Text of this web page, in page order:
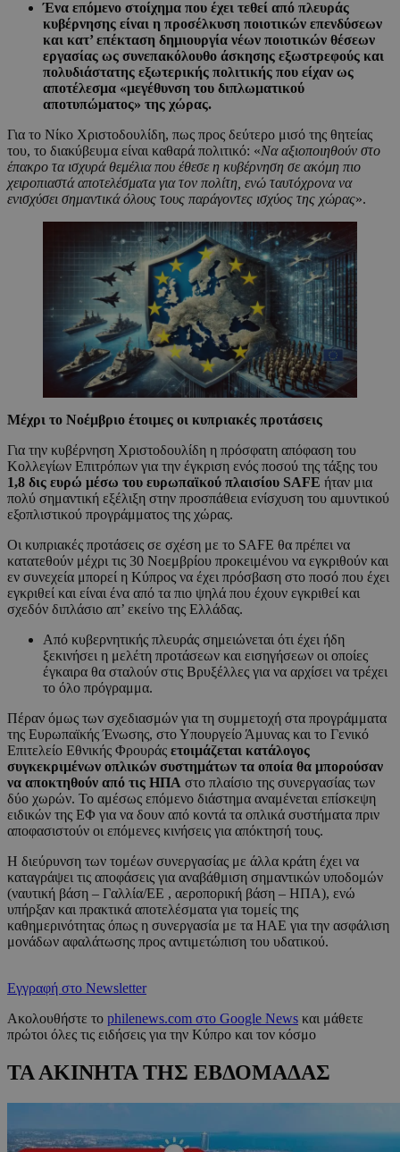
Ένα επόμενο στοίχημα που έχει τεθεί από πλευράς
κυβέρνησης είναι η προσέλκυση ποιοτικών επενδύσεων
και κατ’ επέκταση δημιουργία νέων ποιοτικών θέσεων
εργασίας ως συνεπακόλουθο άσκησης εξωστρεφούς και
πολυδιάστατης εξωτερικής πολιτικής που είχαν ως
αποτέλεσμα «μεγέθυνση του διπλωματικού
αποτυπώματος» της χώρας.
Για το Νίκο Χριστοδουλίδη, πως προς δεύτερο μισό της θητείας
του, το διακύβευμα είναι καθαρά πολιτικό: «Να αξιοποιηθούν στο
έπακρο τα ισχυρά θεμέλια που έθεσε η κυβέρνηση σε ακόμη πιο
χειροπιαστά αποτελέσματα για τον πολίτη, ενώ ταυτόχρονα να
ενισχύσει σημαντικά όλους τους παράγοντες ισχύος της χώρας».
Μέχρι το Νοέμβριο έτοιμες οι κυπριακές προτάσεις
Για την κυβέρνηση Χριστοδουλίδη η πρόσφατη απόφαση του
Κολλεγίων Επιτρόπων για την έγκριση ενός ποσού της τάξης του
1,8 δις ευρώ μέσω του ευρωπαϊκού πλαισίου SAFE ήταν μια
πολύ σημαντική εξέλιξη στην προσπάθεια ενίσχυση του αμυντικού
εξοπλιστικού προγράμματος της χώρας.
Οι κυπριακές προτάσεις σε σχέση με το SAFE θα πρέπει να
κατατεθούν μέχρι τις 30 Νοεμβρίου προκειμένου να εγκριθούν και
εν συνεχεία μπορεί η Κύπρος να έχει πρόσβαση στο ποσό που έχει
εγκριθεί και είναι ένα από τα πιο ψηλά που έχουν εγκριθεί και
σχεδόν διπλάσιο απ’ εκείνο της Ελλάδας.
Από κυβερνητικής πλευράς σημειώνεται ότι έχει ήδη
ξεκινήσει η μελέτη προτάσεων και εισηγήσεων οι οποίες
έγκαιρα θα σταλούν στις Βρυξέλλες για να αρχίσει να τρέχει
το όλο πρόγραμμα.
Πέραν όμως των σχεδιασμών για τη συμμετοχή στα προγράμματα
της Ευρωπαϊκής Ένωσης, στο Υπουργείο Άμυνας και το Γενικό
Επιτελείο Εθνικής Φρουράς ετοιμάζεται κατάλογος
συγκεκριμένων οπλικών συστημάτων τα οποία θα μπορούσαν
να αποκτηθούν από τις ΗΠΑ στο πλαίσιο της συνεργασίας των
δύο χωρών. Το αμέσως επόμενο διάστημα αναμένεται επίσκεψη
ειδικών της ΕΦ για να δουν από κοντά τα οπλικά συστήματα πριν
αποφασιστούν οι επόμενες κινήσεις για απόκτησή τους.
Η διεύρυνση των τομέων συνεργασίας με άλλα κράτη έχει να
καταγράψει τις αποφάσεις για αναβάθμιση σημαντικών υποδομών
(ναυτική βάση – Γαλλία/ΕΕ , αεροπορική βάση – ΗΠΑ), ενώ
υπήρξαν και πρακτικά αποτελέσματα για τομείς της
καθημερινότητας όπως η συνεργασία με τα ΗΑΕ για την ασφάλιση
μονάδων αφαλάτωσης προς αντιμετώπιση του υδατικού.
Εγγραφή στο Newsletter
Ακολουθήστε το philenews.com στο Google News και μάθετε
πρώτοι όλες τις ειδήσεις για την Κύπρο και τον κόσμο
ΤΑ ΑΚΙΝΗΤΑ ΤΗΣ ΕΒΔΟΜΑΔΑΣ